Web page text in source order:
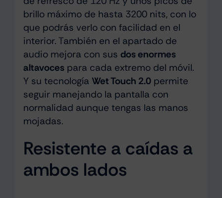
brillo máximo de hasta 3200 nits, con lo
que podrás verlo con facilidad en el
interior. También en el apartado de
audio mejora con sus dos enormes
altavocespara cada extremo del móvil.
Y su tecnología Wet Touch 2.0permite
seguir manejando la pantalla con
normalidad aunque tengas las manos
mojadas.
Resistente a caídas a
ambos lados